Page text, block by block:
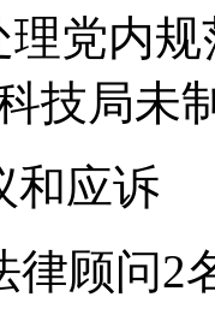
党内
技局未
和应诉
律顾问2